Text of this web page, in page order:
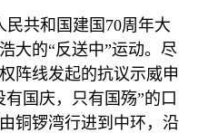
民共和国建国 70周年大
大的“反送中”运动。尽
阵线发起的抗议示威申
国庆，只有国殇”的口
铜锣湾行进到中环，沿